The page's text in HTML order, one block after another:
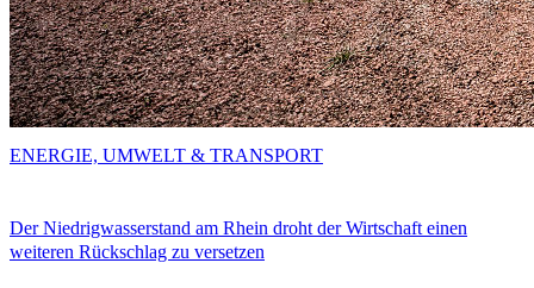
Der Niedrigwasserstand am Rhein droht der Wirtschaft einen
weiteren Rückschlag zu versetzen
ENERGIE, UMWELT & TRANSPORT